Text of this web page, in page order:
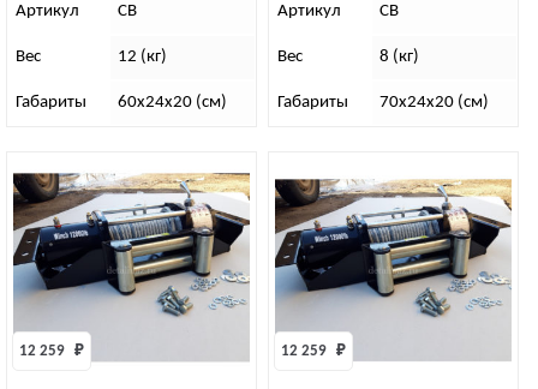
Артикул СВ
Вес 12 (кг)
Габариты 60х24х20 (см)
Артикул СВ
Вес 8 (кг)
Габариты 70х24х20 (см)
12 259 ₽ 12 259 ₽